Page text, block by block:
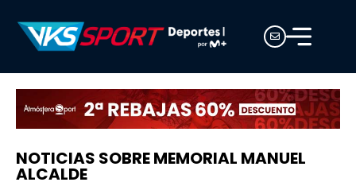
NOTICIAS SOBRE MEMORIAL MANUEL
ALCALDE